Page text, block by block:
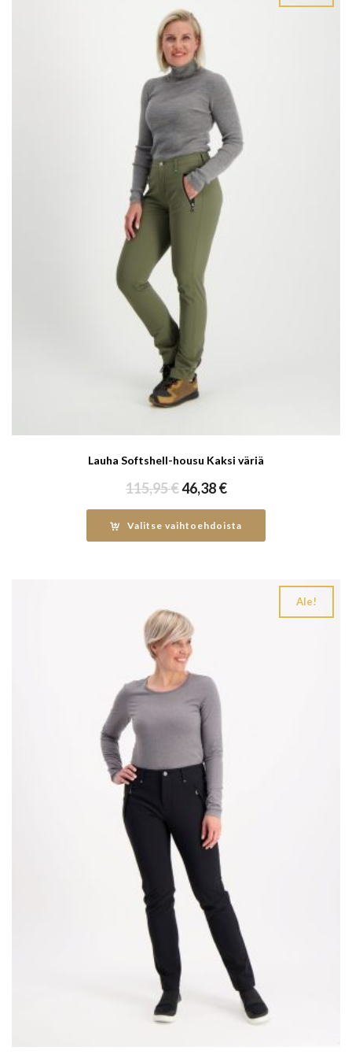
Lauha Softshell-housu Kaksi väriä
115,95€Alkuperäinen
oli:
115,95 €.
46,38€Nykyinen
on:
46,38 €.
Valitse vaihtoehdoista
Ale!